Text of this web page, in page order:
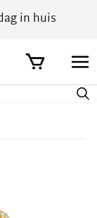
in huis